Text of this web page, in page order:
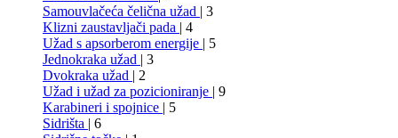
Samouvlačeća čelična užad | 3
Klizni zaustavljači pada | 4
Užad s apsorberom energije | 5
Jednokraka užad | 3
Dvokraka užad | 2
Užad i užad za pozicioniranje | 9
Karabineri i spojnice | 5
Sidrišta | 6